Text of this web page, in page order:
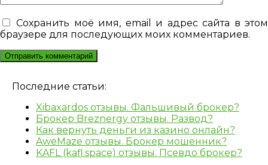
Сохранить моё имя, email и адрес сайта в этом
браузере для последующих моих комментариев.
Последние статьи:
Xibaxardos отзывы. Фальшивый брокер?
Брокер Breznergy отзывы. Развод?
Как вернуть деньги из казино онлайн?
AweMaze отзывы. Брокер мошенник?
KAFL (kafl.space) отзывы. Псевдо брокер?